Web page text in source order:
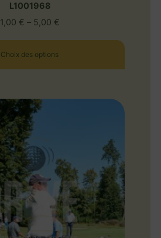
L1001968
1,00 € – 5,00 €
Choix des options